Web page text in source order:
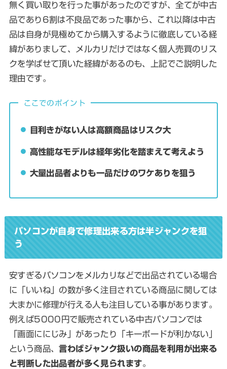
無く買い取りを行った事があったのですが、全てが中古
品であり6割は不良品であった事から、これ以降は中古
品は自身が見極めてから購入するように徹底している経
緯がありまして、メルカリだけではなく個人売買のリス
クを学ばせて頂いた経緯があるのも、上記でご説明した
理由です。
ここでのポイント
目利きがない人は高額商品はリスク大
高性能なモデルは経年劣化を踏まえて考えよう
大量出品者よりも一品だけのワケありを狙う
パソコンが自身で修理出来る方は半ジャンクを狙
う
安すぎるパソコンをメルカリなどで出品されている場合
に「いいね」の数が多く注目されている商品に関しては
大まかに修理が行える人も注目している事があります。
例えば5000円で販売されている中古パソコンでは
「画面ににじみ」があったり「キーボードが利かない」
という商品、言わばジャンク扱いの商品を利用が出来る
と判断した出品者が多く見られます。